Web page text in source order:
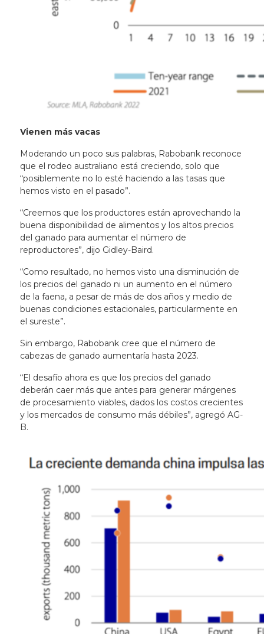
Vienen más vacas
Moderando un poco sus palabras, Rabobank reconoce
que el rodeo australiano está creciendo, solo que
“posiblemente no lo esté haciendo a las tasas que
hemos visto en el pasado”.
“Creemos que los productores están aprovechando la
buena disponibilidad de alimentos y los altos precios
del ganado para aumentar el número de
reproductores”, dijo Gidley-Baird.
“Como resultado, no hemos visto una disminución de
los precios del ganado ni un aumento en el número
de la faena, a pesar de más de dos años y medio de
buenas condiciones estacionales, particularmente en
el sureste”.
Sin embargo, Rabobank cree que el número de
cabezas de ganado aumentaría hasta 2023.
“El desafío ahora es que los precios del ganado
deberán caer más que antes para generar márgenes
de procesamiento viables, dados los costos crecientes
y los mercados de consumo más débiles”, agregó AG-
B.